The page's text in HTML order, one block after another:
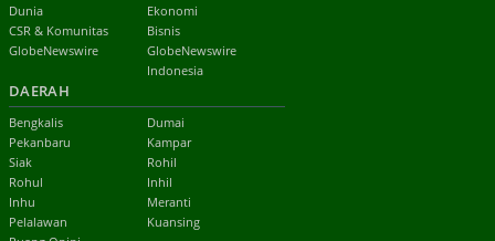
Dunia
Ekonomi
CSR & Komunitas
Bisnis
GlobeNewswire
GlobeNewswire
Indonesia
DAERAH
Bengkalis
Dumai
Pekanbaru
Kampar
Siak
Rohil
Rohul
Inhil
Inhu
Meranti
Pelalawan
Kuansing